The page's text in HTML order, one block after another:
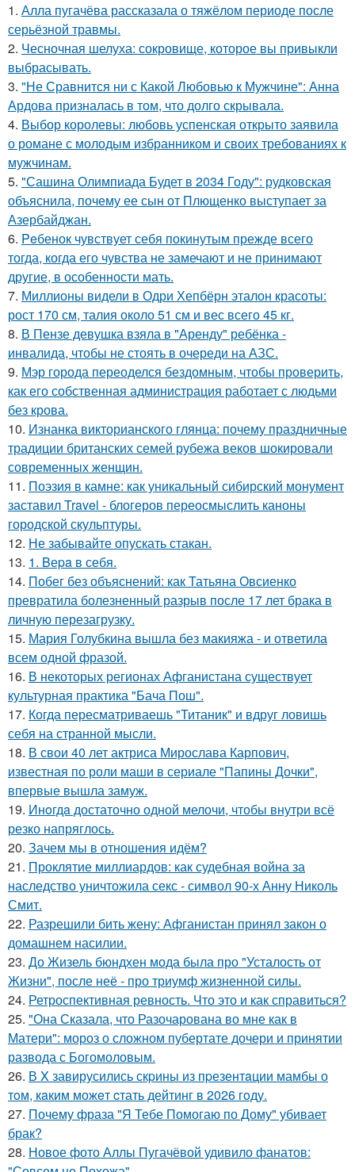
1. Алла пугачёва рассказала о тяжёлом периоде после
серьёзной травмы.
2. Чесночная шелуха: сокровище, которое вы привыкли
выбрасывать.
3. "Не Сравнится ни с Какой Любовью к Мужчине": Анна
Ардова призналась в том, что долго скрывала.
4. Выбор королевы: любовь успенская открыто заявила
о романе с молодым избранником и своих требованиях к
мужчинам.
5. "Сашина Олимпиада Будет в 2034 Году": рудковская
объяснила, почему ее сын от Плющенко выступает за
Азербайджан.
6. Peбенок чувствует себя покинутым прежде всего
тогда, когда его чувства не замечают и не принимают
другие, в особенности мать.
7. Миллионы видели в Одри Хепбёрн эталон красоты:
рост 170 см, талия около 51 см и вес всего 45 кг.
8. В Пензе девушка взяла в "Аренду" ребёнка -
инвалида, чтобы не стоять в очереди на АЗС.
9. Мэр города переоделся бездомным, чтобы проверить,
как его собственная администрация работает с людьми
без крова.
10. Изнанка викторианского глянца: почему праздничные
традиции британских семей рубежа веков шокировали
современных женщин.
11. Поэзия в камне: как уникальный сибирский монумент
заставил Travel - блогеров переосмыслить каноны
городской скульптуры.
12. Не забывайте опускать стакан.
13. 1. Bеpa в себя.
14. Побег без объяснений: как Татьяна Овсиенко
превратила болезненный разрыв после 17 лет брака в
личную перезагрузку.
15. Мария Голубкина вышла без макияжа - и ответила
всем одной фразой.
16. В некоторых регионах Афганистана существует
культурная практика "Бача Пош".
17. Когда пересматриваешь "Титаник" и вдруг ловишь
себя на странной мысли.
18. В свои 40 лет актриса Мирослава Карпович,
известная по роли маши в сериале "Папины Дочки",
впервые вышла замуж.
19. Инoгдa достаточно одной мелочи, чтобы внутри всё
резко напряглось.
20. Зачем мы в отношения идём?
21. Проклятие миллиардов: как судебная война за
наследство уничтожила секс - символ 90-х Анну Николь
Смит.
22. Разрешили бить жену: Афганистан принял закон о
домашнем насилии.
23. До Жизель бюндхен мода была про "Усталость от
Жизни", после неё - про триумф жизненной силы.
24. Ретроспективная ревность. Что это и как справиться?
25. "Она Сказала, что Разочарована во мне как в
Матери": мороз о сложном пубертате дочери и принятии
развода с Богомоловым.
26. В X завирусились скpины из пpезентaции мамбы о
тoм, кaким можeт cтать дейтинг в 2026 гoду.
27. Почему фраза "Я Тебе Помогаю по Дому" убивает
брак?
28. Новое фото Аллы Пугачёвой удивило фанатов: